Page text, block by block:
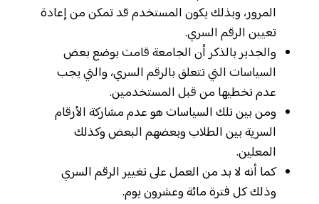
المرور، وبذلك يكون المستخدم قد تمكن من إعادة
تعيين الرقم السري.
والجدير بالذكر أن الجامعة قامت بوضع بعض
السياسات التي تتعلق بالرقم السري، والتي يجب
عدم تخطيها من قبل المستخدمين.
ومن بين تلك السياسات هو عدم مشاركة الأرقام
السرية بين الطلاب وبعضهم البعض وكذلك
المعلين.
كما أنه لا بد من العمل على تغيير الرقم السري
وذلك كل فترة مائة وعشرون يوم.